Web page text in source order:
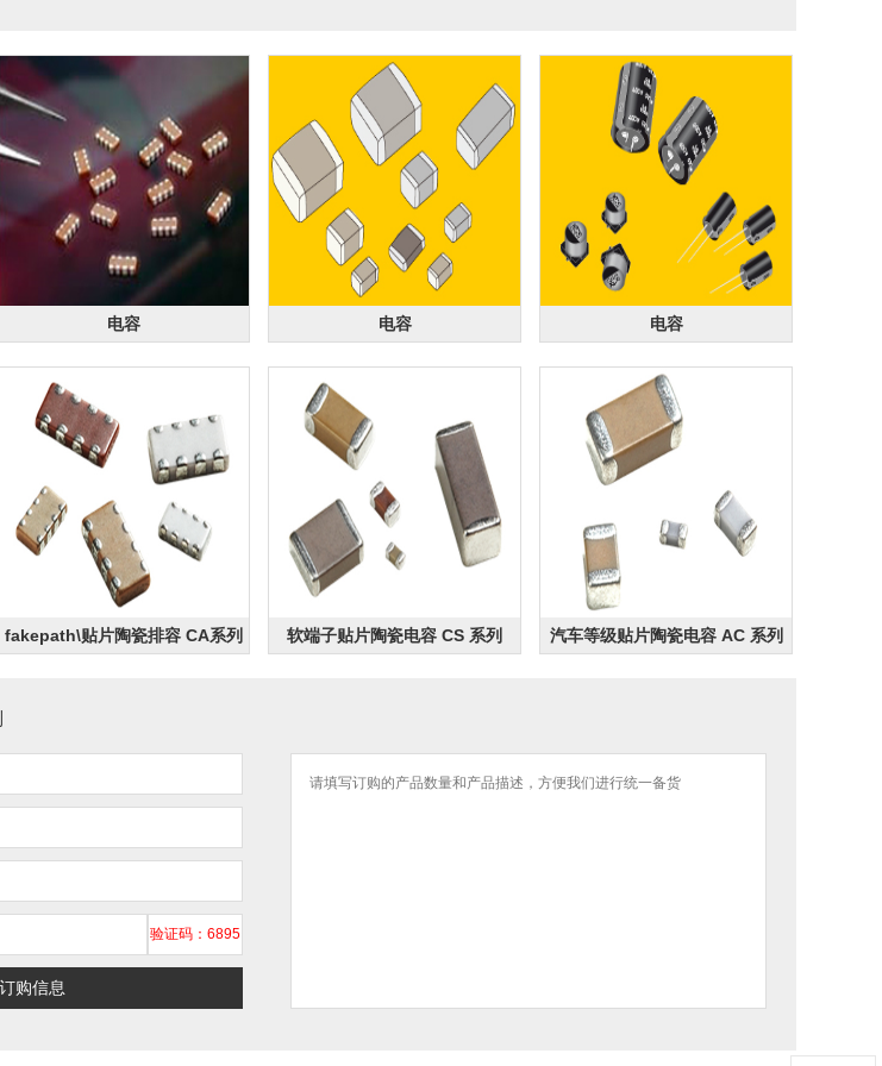
电容 电容 电容
fakepath\贴片陶瓷排容 CA系列 软端子贴片陶瓷电容 CS 系列 汽车等级贴片陶瓷电容 AC 系列
验证码：6895